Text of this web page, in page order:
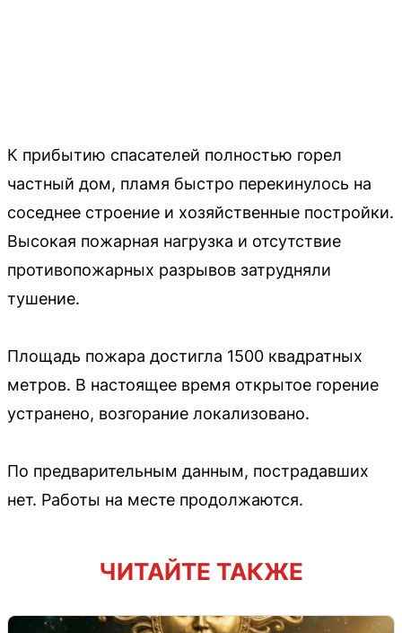
К прибытию спасателей полностью горел
частный дом, пламя быстро перекинулось на
соседнее строение и хозяйственные постройки.
Высокая пожарная нагрузка и отсутствие
противопожарных разрывов затрудняли
тушение.
Площадь пожара достигла 1500 квадратных
метров. В настоящее время открытое горение
устранено, возгорание локализовано.
По предварительным данным, пострадавших
нет. Работы на месте продолжаются.
ЧИТАЙТЕ ТАКЖЕ